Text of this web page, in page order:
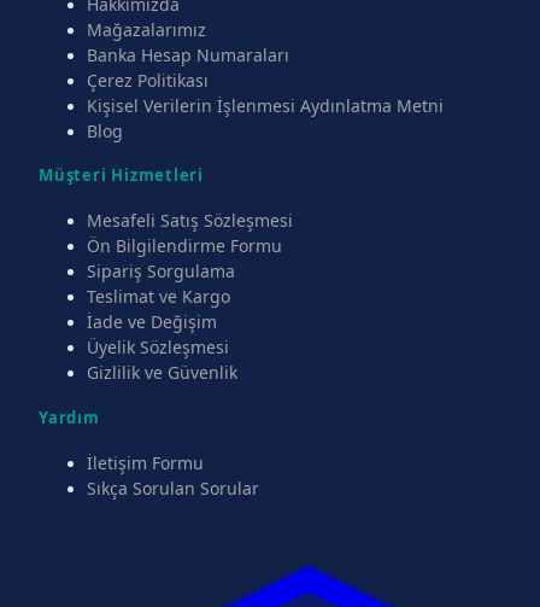
Mağazalarımız
Banka Hesap Numaraları
Çerez Politikası
Kişisel Verilerin İşlenmesi Aydınlatma Metni
Blog
Müşteri Hizmetleri
Mesafeli Satış Sözleşmesi
Ön Bilgilendirme Formu
Sipariş Sorgulama
Teslimat ve Kargo
İade ve Değişim
Üyelik Sözleşmesi
Gizlilik ve Güvenlik
Yardım
İletişim Formu
Sıkça Sorulan Sorular